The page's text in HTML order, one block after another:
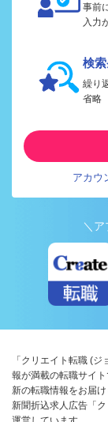
事前
入力
検
繰り
省略
アカウ
＼
「クリエイト転職 (
報が満載の転職サイ
新の転職情報をお届け
新聞折込求人広告「